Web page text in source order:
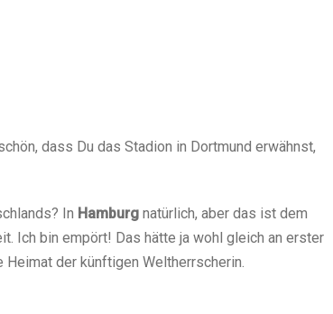
dass Du das Stadion in Dortmund erwähnst,
In Hamburg natürlich, aber das ist dem
Ich bin empört! Das hätte ja wohl gleich an erster
Heimat der künftigen Weltherrscherin.